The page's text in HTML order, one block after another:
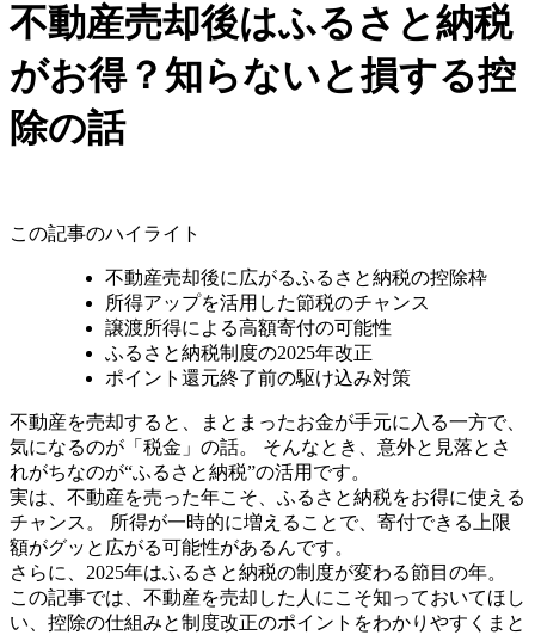
不動産売却後はふるさと納税
がお得？知らないと損する控
除の話
この記事のハイライト
不動産売却後に広がるふるさと納税の控除枠
所得アップを活用した節税のチャンス
譲渡所得による高額寄付の可能性
ふるさと納税制度の2025年改正
ポイント還元終了前の駆け込み対策
不動産を売却すると、まとまったお金が手元に入る一方で、
気になるのが「税金」の話。 そんなとき、意外と見落とさ
れがちなのが“ふるさと納税”の活用です。
実は、不動産を売った年こそ、ふるさと納税をお得に使える
チャンス。 所得が一時的に増えることで、寄付できる上限
額がグッと広がる可能性があるんです。
さらに、2025年はふるさと納税の制度が変わる節目の年。
この記事では、不動産を売却した人にこそ知っておいてほし
い、控除の仕組みと制度改正のポイントをわかりやすくまと